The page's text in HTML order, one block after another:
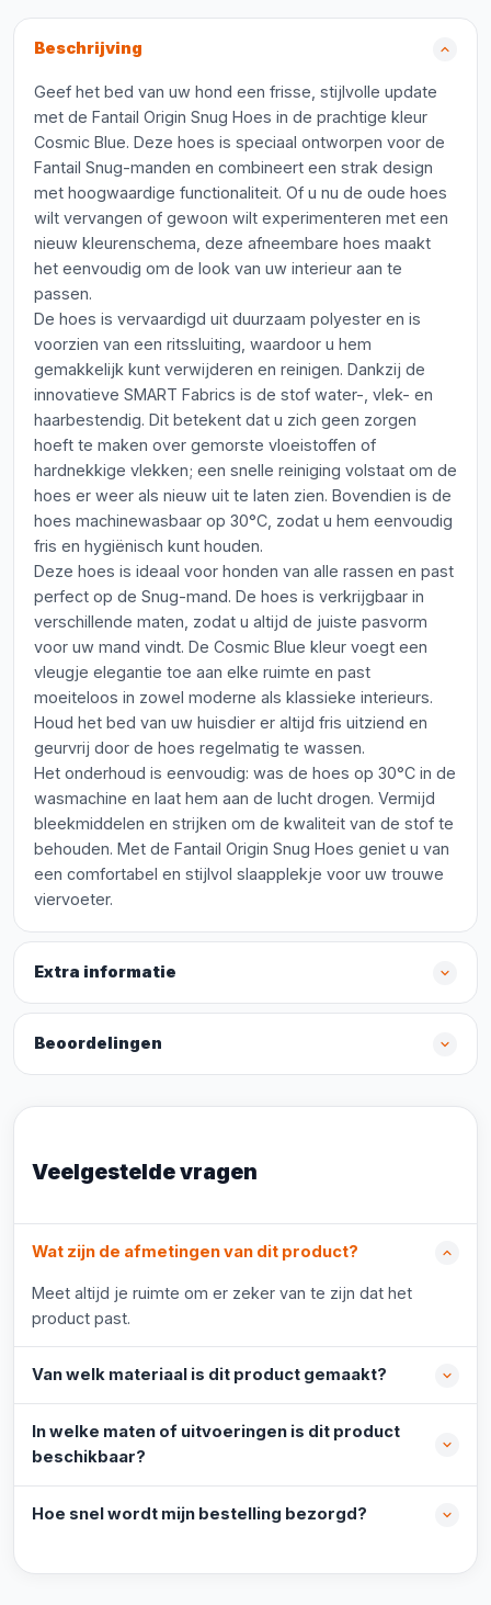
Beschrijving
Geef het bed van uw hond een frisse, stijlvolle update
met de Fantail Origin Snug Hoes in de prachtige kleur
Cosmic Blue. Deze hoes is speciaal ontworpen voor de
Fantail Snug-manden en combineert een strak design
met hoogwaardige functionaliteit. Of u nu de oude hoes
wilt vervangen of gewoon wilt experimenteren met een
nieuw kleurenschema, deze afneembare hoes maakt
het eenvoudig om de look van uw interieur aan te
passen.
De hoes is vervaardigd uit duurzaam polyester en is
voorzien van een ritssluiting, waardoor u hem
gemakkelijk kunt verwijderen en reinigen. Dankzij de
innovatieve SMART Fabrics is de stof water-, vlek- en
haarbestendig. Dit betekent dat u zich geen zorgen
hoeft te maken over gemorste vloeistoffen of
hardnekkige vlekken; een snelle reiniging volstaat om de
hoes er weer als nieuw uit te laten zien. Bovendien is de
hoes machinewasbaar op 30°C, zodat u hem eenvoudig
fris en hygiënisch kunt houden.
Deze hoes is ideaal voor honden van alle rassen en past
perfect op de Snug-mand. De hoes is verkrijgbaar in
verschillende maten, zodat u altijd de juiste pasvorm
voor uw mand vindt. De Cosmic Blue kleur voegt een
vleugje elegantie toe aan elke ruimte en past
moeiteloos in zowel moderne als klassieke interieurs.
Houd het bed van uw huisdier er altijd fris uitziend en
geurvrij door de hoes regelmatig te wassen.
Het onderhoud is eenvoudig: was de hoes op 30°C in de
wasmachine en laat hem aan de lucht drogen. Vermijd
bleekmiddelen en strijken om de kwaliteit van de stof te
behouden. Met de Fantail Origin Snug Hoes geniet u van
een comfortabel en stijlvol slaapplekje voor uw trouwe
viervoeter.
Extra informatie
Beoordelingen
Veelgestelde vragen
Wat zijn de afmetingen van dit product?
Meet altijd je ruimte om er zeker van te zijn dat het
product past.
Van welk materiaal is dit product gemaakt?
In welke maten of uitvoeringen is dit product
beschikbaar?
Hoe snel wordt mijn bestelling bezorgd?